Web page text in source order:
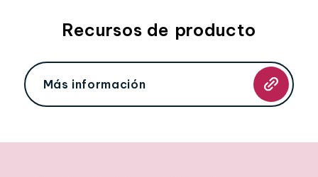
Recursos de producto
Más información